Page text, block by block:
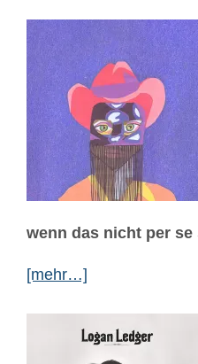
wenn das nicht per se
[mehr…]